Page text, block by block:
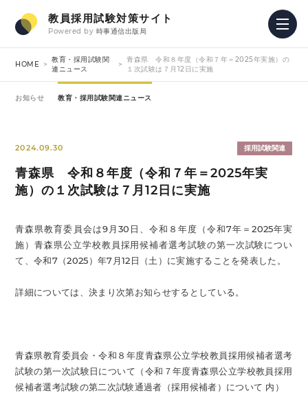
教員採用試験対策サイト
Powered by 時事通信出版局
HOME
教育・採用試験関
連ニュース
青森県 令和８年度（令和７年＝2025年実施）の
１次試験は７月12日に実施
お知らせ 教育・採用試験関連ニュース
2024.09.30 採用試験関連
青森県 令和８年度（令和７年＝2025年実
施）の１次試験は７月12日に実施
青森県教育委員会は9月30日、令和８年度（令和7年＝2025年実
施）青森県公立学校教員採用候補者選考試験の第一次試験につい
て、令和7（2025）年7月12日（土）に実施することを発表した。
詳細については、決まり次第お知らせするとしている。
青森県教育委員会・令和８年度青森県公立学校教員採用候補者選考
試験の第一次試験日について（令和７年度青森県公立学校教員採用
候補者選考試験の第二次試験通過者（採用候補者）について 内）